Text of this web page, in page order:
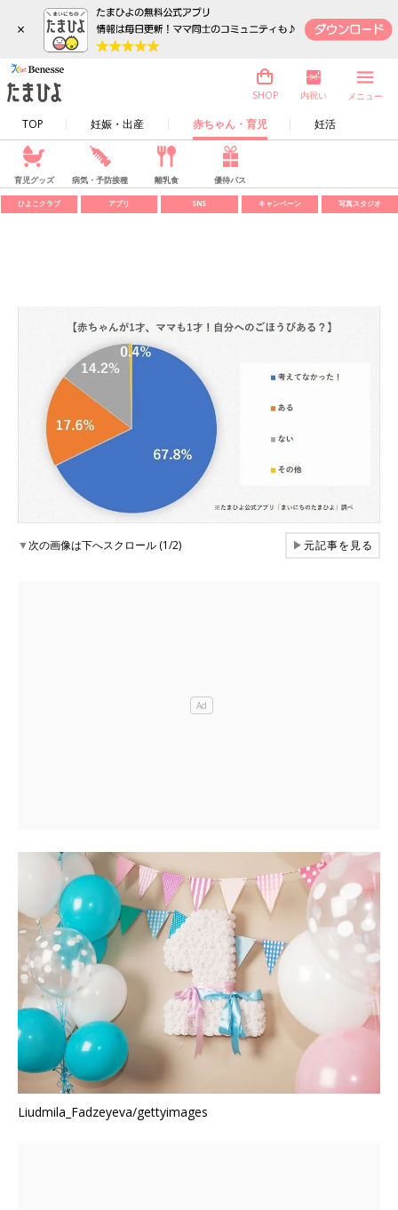
×
TOP 妊娠・出産 赤ちゃん・育児 妊活
SHOP 内祝い メニュー
育児グッズ 病気・予防接種 離乳食 優待パス
ひよこクラブ アプリ SNS キャンペーン 写真スタジオ
▼次の画像は下へスクロール (1/2) ▶元記事を見る
Liudmila_Fadzeyeva/gettyimages